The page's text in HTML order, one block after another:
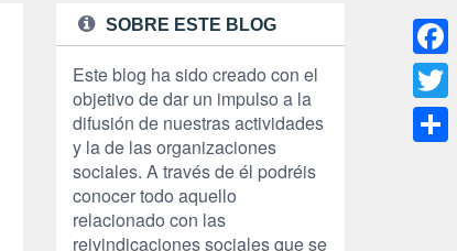
SOBRE ESTE BLOG
Este blog ha sido creado con el
objetivo de dar un impulso a la
difusión de nuestras actividades
y la de las organizaciones
sociales. A través de él podréis
conocer todo aquello
relacionado con las
reivindicaciones sociales que se